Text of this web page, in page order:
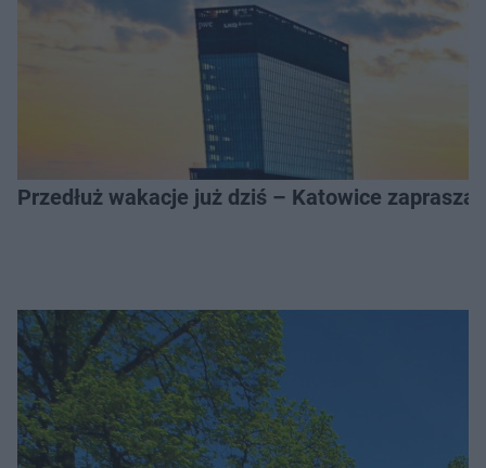
Przedłuż wakacje już dziś – Katowice